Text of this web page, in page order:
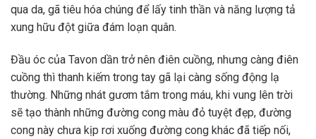
qua da, gã tiêu hóa chúng để lấy tinh thần và năng lượng tả
xung hữu đột giữa đám loạn quân.
Đầu óc của Tavon dần trở nên điên cuồng, nhưng càng điên
cuồng thì thanh kiếm trong tay gã lại càng sống động lạ
thường. Những nhát gươm tắm trong máu, khi vung lên trời
sẽ tạo thành những đường cong màu đỏ tuyệt đẹp, đường
cong này chưa kịp rơi xuống đường cong khác đã tiếp nối,